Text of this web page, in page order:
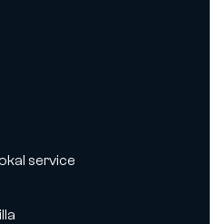
service